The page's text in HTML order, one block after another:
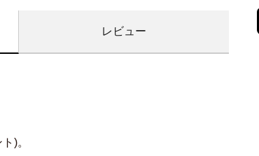
レビュー
)。